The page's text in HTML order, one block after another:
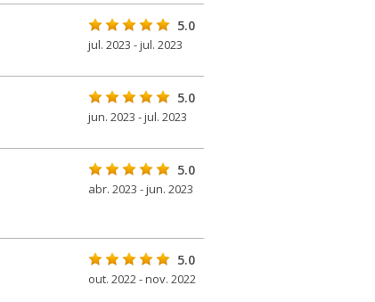
5.0
jul. 2023 - jul. 2023
5.0
jun. 2023 - jul. 2023
5.0
abr. 2023 - jun. 2023
5.0
out. 2022 - nov. 2022